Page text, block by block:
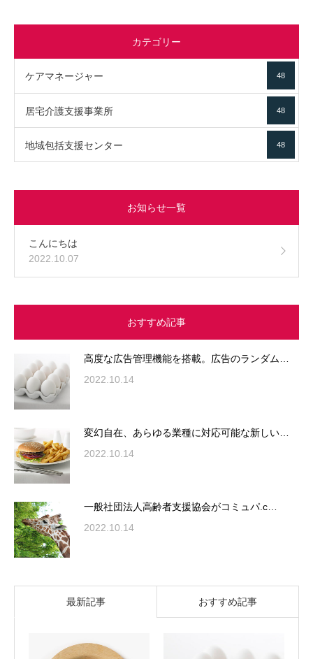
カテゴリー
ケアマネージャー 48
居宅介護支援事業所 48
地域包括支援センター 48
お知らせ一覧
こんにちは
2022.10.07
おすすめ記事
高度な広告管理機能を搭載。広告のランダム…
2022.10.14
変幻自在、あらゆる業種に対応可能な新しい…
2022.10.14
一般社団法人高齢者支援協会がコミュパ.c…
2022.10.14
最新記事 おすすめ記事